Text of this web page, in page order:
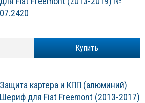
07.2420
Купить
Защита картера и КПП (алюминий)
Шериф для Fiat Freemont (2013-2017)